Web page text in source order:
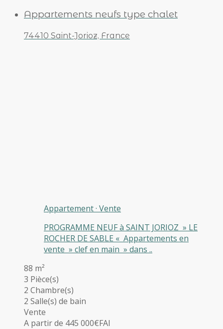
Appartements neufs type chalet
74410 Saint-Jorioz, France
Appartement· Vente
PROGRAMME NEUF à SAINT JORIOZ » LE
ROCHER DE SABLE « Appartements en
vente » clef en main » dans ..
88 m²
3 Pièce(s)
2 Chambre(s)
2 Salle(s) de bain
Vente
A partir de 445 000€FAI